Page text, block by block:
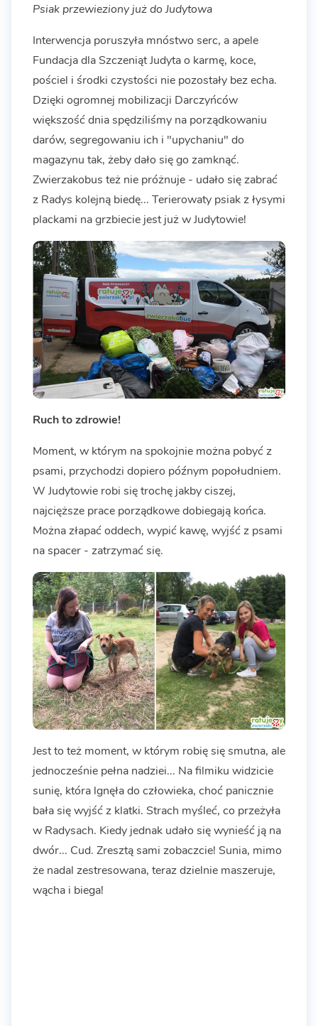
Psiak przewieziony już do Judytowa
Interwencja poruszyła mnóstwo serc, a apele
Fundacja dla Szczeniąt Judyta o karmę, koce,
pościel i środki czystości nie pozostały bez echa.
Dzięki ogromnej mobilizacji Darczyńców
większość dnia spędziliśmy na porządkowaniu
darów, segregowaniu ich i "upychaniu" do
magazynu tak, żeby dało się go zamknąć.
Zwierzakobus też nie próżnuje - udało się zabrać
z Radys kolejną biedę... Terierowaty psiak z łysymi
plackami na grzbiecie jest już w Judytowie!
Ruch to zdrowie!
Moment, w którym na spokojnie można pobyć z
psami, przychodzi dopiero późnym popołudniem.
W Judytowie robi się trochę jakby ciszej,
najcięższe prace porządkowe dobiegają końca.
Można złapać oddech, wypić kawę, wyjść z psami
na spacer - zatrzymać się.
Jest to też moment, w którym robię się smutna, ale
jednocześnie pełna nadziei... Na filmiku widzicie
sunię, która lgnęła do człowieka, choć panicznie
bała się wyjść z klatki. Strach myśleć, co przeżyła
w Radysach. Kiedy jednak udało się wynieść ją na
dwór... Cud. Zresztą sami zobaczcie! Sunia, mimo
że nadal zestresowana, teraz dzielnie maszeruje,
wącha i biega!